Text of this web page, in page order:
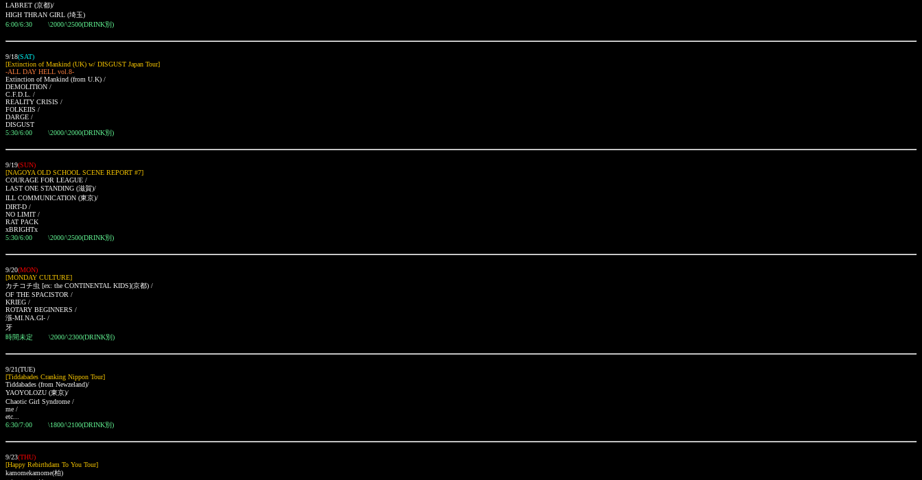
LABRET (京都)/
HIGH THRAN GIRL (埼玉)
6:00/6:30 \2000/\2500(DRINK別)
9/18(SAT)
[Extinction of Mankind (UK) w/ DISGUST Japan Tour]
-ALL DAY HELL vol.8-
Extinction of Mankind (from U.K) /
DEMOLITION /
C.F.D.L. /
REALITY CRISIS /
FOLKEIIS /
DARGE /
DISGUST
5:30/6:00 \2000/\2000(DRINK別)
9/19(SUN)
[NAGOYA OLD SCHOOL SCENE REPORT #7]
COURAGE FOR LEAGUE /
LAST ONE STANDING (滋賀)/
ILL COMMUNICATION (東京)/
DIRT-D /
NO LIMIT /
RAT PACK
xBRIGHTx
5:30/6:00 \2000/\2500(DRINK別)
9/20(MON)
[MONDAY CULTURE]
カチコチ虫 [ex: the CONTINENTAL KIDS](京都) /
OF THE SPACISTOR /
KRIEG /
ROTARY BEGINNERS /
漲-MI.NA.GI- /
牙
時間未定 \2000/\2300(DRINK別)
9/21(TUE)
[Tiddabades Cranking Nippon Tour]
Tiddabades (from Newzeland)/
YAOYOLOZU (東京)/
Chaotic Girl Syndrome /
me /
etc...
6:30/7:00 \1800/\2100(DRINK別)
9/23(THU)
[Happy Rebirthdam To You Tour]
kamomekamome(柏)